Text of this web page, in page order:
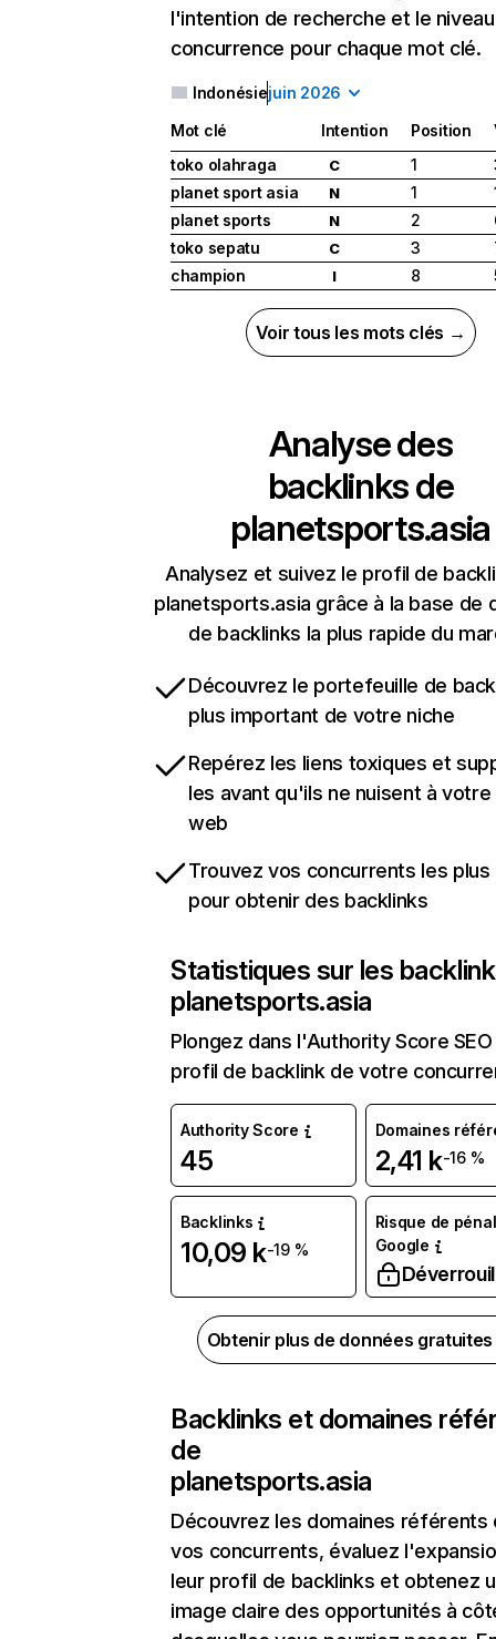
l'intention de recherche et le
concurrence pour chaque mot clé.
Indonésiejuin 2026
Mot clé Intention Position
toko olahraga
C 1
planet sport asia
N 1
planet sports
N 2
toko sepatu
C 3
champion
I 8
Voir tous les mots clés →
Analyse des
backlinks de
planetsports.asia
Analysez et suivez le profil de
planetsports.asia grâce à la base de
de backlinks la plus rapide du
Découvrez le portefeuille de
plus important de votre niche
Repérez les liens toxiques et
les avant qu'ils ne nuisent à
web
Trouvez vos concurrents les
pour obtenir des backlinks
Statistiques sur les
planetsports.asia
Plongez dans l'Authority Score
profil de backlink de votre
Authority Score
45
Domaines
2,41 k-16 %
Backlinks
10,09 k-19 %
Risque de
Google
Obtenir plus de données
Backlinks et domaines
de
planetsports.asia
Découvrez les domaines référents
vos concurrents, évaluez
leur profil de backlinks et obtenez
image claire des opportunités à